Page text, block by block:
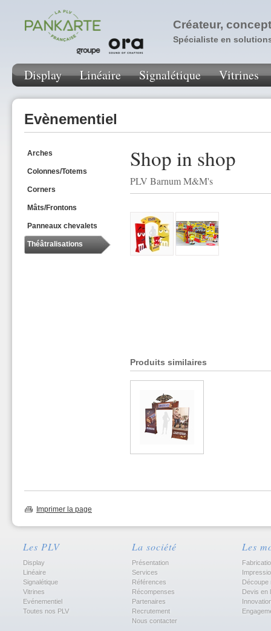
Créateur,
Spécialiste en
Display Linéaire Signalétique Vitrines
Evènementiel
Arches
Colonnes/Totems
Corners
Mâts/Frontons
Panneaux chevalets
Théâtralisations
Shop in shop
PLV Barnum M&M's
Produits similaires
Imprimer la page
Les PLV
Display
Linéaire
Signalétique
Vitrines
Evénementiel
Toutes nos PLV
La société
Présentation
Services
Références
Récompenses
Partenaires
Recrutement
Nous contacter
Les
Découpe
Devis en